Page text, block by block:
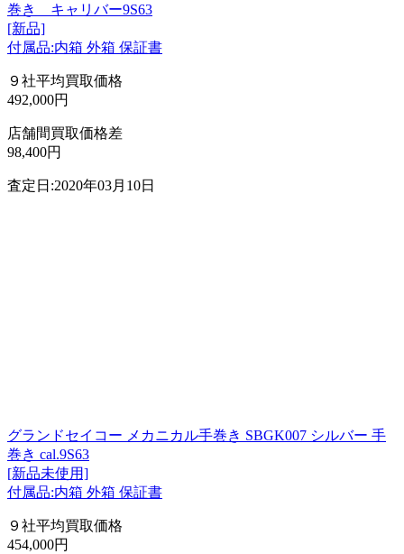
巻き キャリバー9S63
[新品]
付属品:内箱 外箱 保証書
９社平均買取価格
492,000円
店舗間買取価格差
98,400円
査定日:2020年03月10日
グランドセイコー メカニカル手巻き SBGK007 シルバー 手
巻き cal.9S63
[新品未使用]
付属品:内箱 外箱 保証書
９社平均買取価格
454,000円